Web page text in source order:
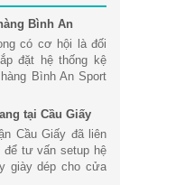
Bình An
có cơ hội là đối
đặt hệ thống kệ
Bình An Sport
tại Cầu Giấy
Cầu Giấy đã liên
để tư vấn setup hệ
giày dép cho cửa